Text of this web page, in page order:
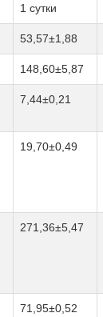
1 сутки
53,57±1,88
148,60±5,87
7,44±0,21
19,70±0,49
271,36±5,47
71,95±0,52